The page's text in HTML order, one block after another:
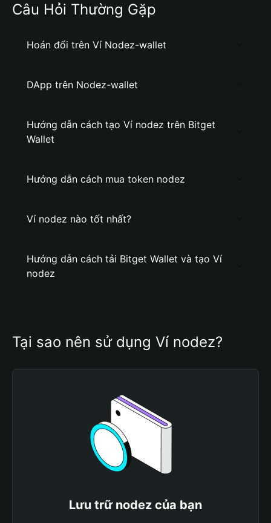
Câu Hỏi Thường Gặp
Hoán đổi trên Ví Nodez-wallet
DApp trên Nodez-wallet
Hướng dẫn cách tạo Ví nodez trên Bitget
Wallet
Hướng dẫn cách mua token nodez
Ví nodez nào tốt nhất?
Hướng dẫn cách tải Bitget Wallet và tạo Ví
nodez
Tại sao nên sử dụng Ví nodez?
Lưu trữ nodez của bạn